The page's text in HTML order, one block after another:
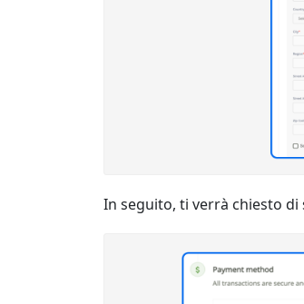
In seguito, ti verrà chiesto